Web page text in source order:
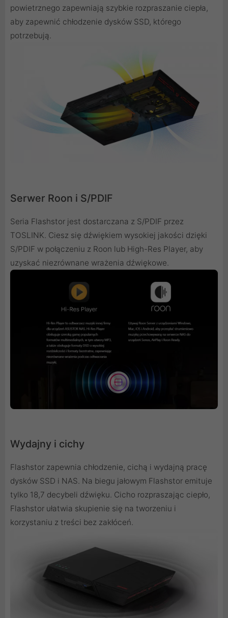
powietrznego zapewniają szybkie rozpraszanie ciepła,
aby zapewnić chłodzenie dysków SSD, którego
potrzebują.
Serwer Roon i S/PDIF
Seria Flashstor jest dostarczana z S/PDIF przez
TOSLINK. Ciesz się dźwiękiem wysokiej jakości dzięki
S/PDIF w połączeniu z Roon lub High-Res Player, aby
uzyskać niezrównane wrażenia dźwiękowe.
Wydajny i cichy
Flashstor zapewnia chłodzenie, cichą i wydajną pracę
dysków SSD i NAS. Na biegu jałowym Flashstor emituje
tylko 18,7 decybeli dźwięku. Cicho rozpraszając ciepło,
Flashstor ułatwia skupienie się na tworzeniu i
korzystaniu z treści bez zakłóceń.